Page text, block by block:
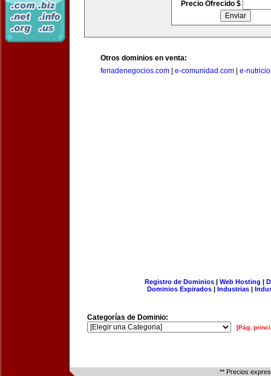
Precio Ofrecido $
Otros dominios en venta:
feriadenegocios.com
e-comunidad.com e-
Registro de Dominios| Web Hosting |
Dominios Expirados | Industrias |
Categorías de Dominio:
[Pág.
** Precios